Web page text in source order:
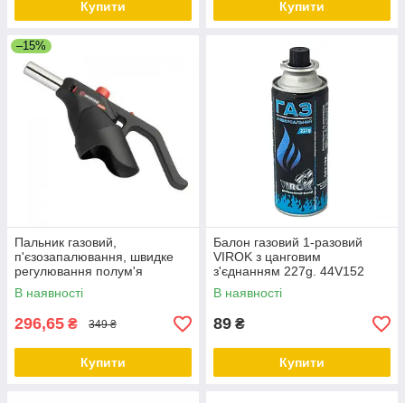
Купити Купити
–15%
Пальник газовий,
п'єзозапалювання, швидке
регулювання полум'я
INTERTOOL GB-0029
В наявності
296,65 ₴ 349 ₴
Купити
Балон газовий 1-разовий
VIROK з цанговим
з'єднанням 227g. 44V152
В наявності
89 ₴
Купити